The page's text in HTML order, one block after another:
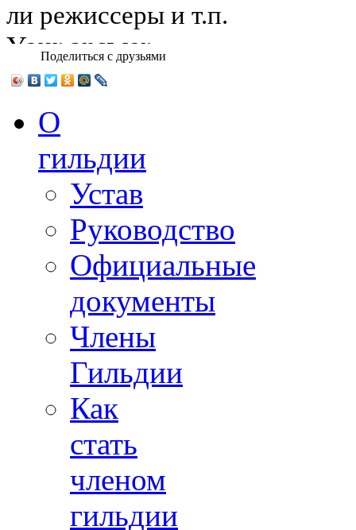
Поделиться с друзьями
О
гильдии
Устав
Руководство
Официальные
документы
Члены
Гильдии
Как
стать
членом
гильдии